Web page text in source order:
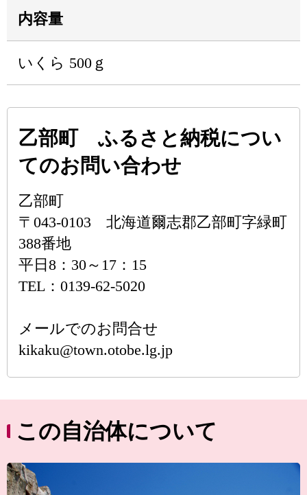
内容量
いくら 500ｇ
乙部町 ふるさと納税につい
てのお問い合わせ
乙部町
〒043-0103 北海道爾志郡乙部町字緑町
388番地
平日8：30～17：15
TEL：0139-62-5020
メールでのお問合せ
kikaku@town.otobe.lg.jp
この自治体について